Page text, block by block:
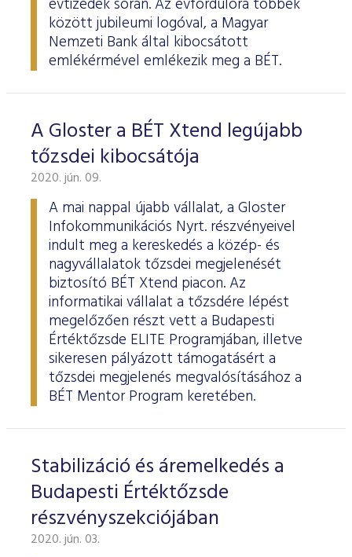
évtizedek során. Az évfordulóra többek
között jubileumi logóval, a Magyar
Nemzeti Bank által kibocsátott
emlékérmével emlékezik meg a BÉT.
A Gloster a BÉT Xtend legújabb
tőzsdei kibocsátója
2020. jún. 09.
A mai nappal újabb vállalat, a Gloster
Infokommunikációs Nyrt. részvényeivel
indult meg a kereskedés a közép- és
nagyvállalatok tőzsdei megjelenését
biztosító BÉT Xtend piacon. Az
informatikai vállalat a tőzsdére lépést
megelőzően részt vett a Budapesti
Értéktőzsde ELITE Programjában, illetve
sikeresen pályázott támogatásért a
tőzsdei megjelenés megvalósításához a
BÉT Mentor Program keretében.
Stabilizáció és áremelkedés a
Budapesti Értéktőzsde
részvényszekciójában
2020. jún. 03.